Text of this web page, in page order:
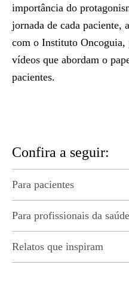
importância do
jornada de cada paciente,
com o Instituto Oncoguia,
vídeos que abordam o
pacientes.
Confira a seguir:
Para pacientes
Para profissionais da saúde
Relatos que inspiram